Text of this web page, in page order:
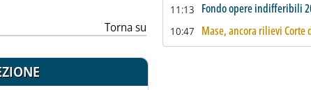
Torna su
11:13 Fondo opere indifferibili
10:47 Mase, ancora rilievi